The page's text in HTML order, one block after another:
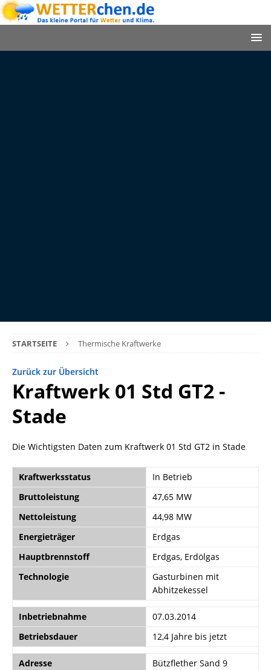
STARTSEITE Thermische Kraftwerke
Zurück zur Übersicht
Kraftwerk 01 Std GT2 -
Stade
Die Wichtigsten Daten zum Kraftwerk 01 Std GT2 in Stade
Kraftwerksstatus
In Betrieb
Bruttoleistung
47,65 MW
Nettoleistung
44,98 MW
Energieträger
Erdgas
Hauptbrennstoff
Erdgas, Erdölgas
Technologie
Gasturbinen mit
Abhitzekessel
Inbetriebnahme
07.03.2014
Betriebsdauer
12,4 Jahre bis jetzt
Adresse
Bützflether Sand 9